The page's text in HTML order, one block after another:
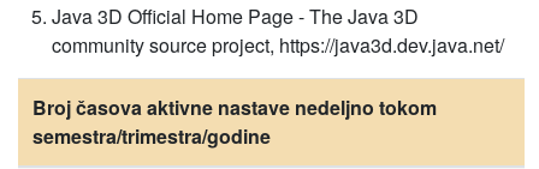
Java 3D Official Home Page - The Java 3D
community source project, https://java3d.dev.java.net/
Broj časova aktivne nastave nedeljno tokom
semestra/trimestra/godine